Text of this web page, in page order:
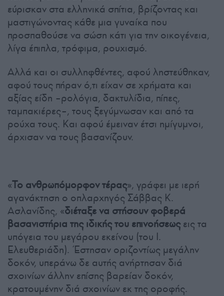
εύρισκαν στα ελληνικά σπίτια, βρίζοντας και
μαστιγώνοντας κάθε μια γυναίκα που
προσπαθούσε να σώση κάτι για την οικογένεια,
λίγα έπιπλα, τρόφιμα, ρουχισμό.
Αλλά και οι συλληφθέντες, αφού ληστεύθηκαν,
αφού τους πήραν ό,τι είχαν σε χρήματα και
αξίας είδη –ρολόγια, δακτυλίδια, πίπες,
ταμπακιέρες–, τους ξεγύμνωσαν και από τα
ρούχα τους. Και αφού έμειναν έτσι ημίγυμνοι,
άρχισαν να τους βασανίζουν.
«Το ανθρωπόμορφον τέρας», γράφει με ιερή
αγανάκτηση ο οπλαρχηγός Σάββας Κ.
Ασλανίδης, «διέταξε να στήσουν φοβερά
βασανιστήρια της ιδικής του επινοήσεωςεις τα
υπόγεια του μεγάρου εκείνου (του Ι.
Ελευθεριάδη). Έστησαν οριζοντίως μεγάλην
δοκόν, υπεράνω δε αυτής ανήρτησαν διά
σχοινίων άλλην επίσης βαρείαν δοκόν,
κρατουμένην διά σχοινίων εκ της οροφής.